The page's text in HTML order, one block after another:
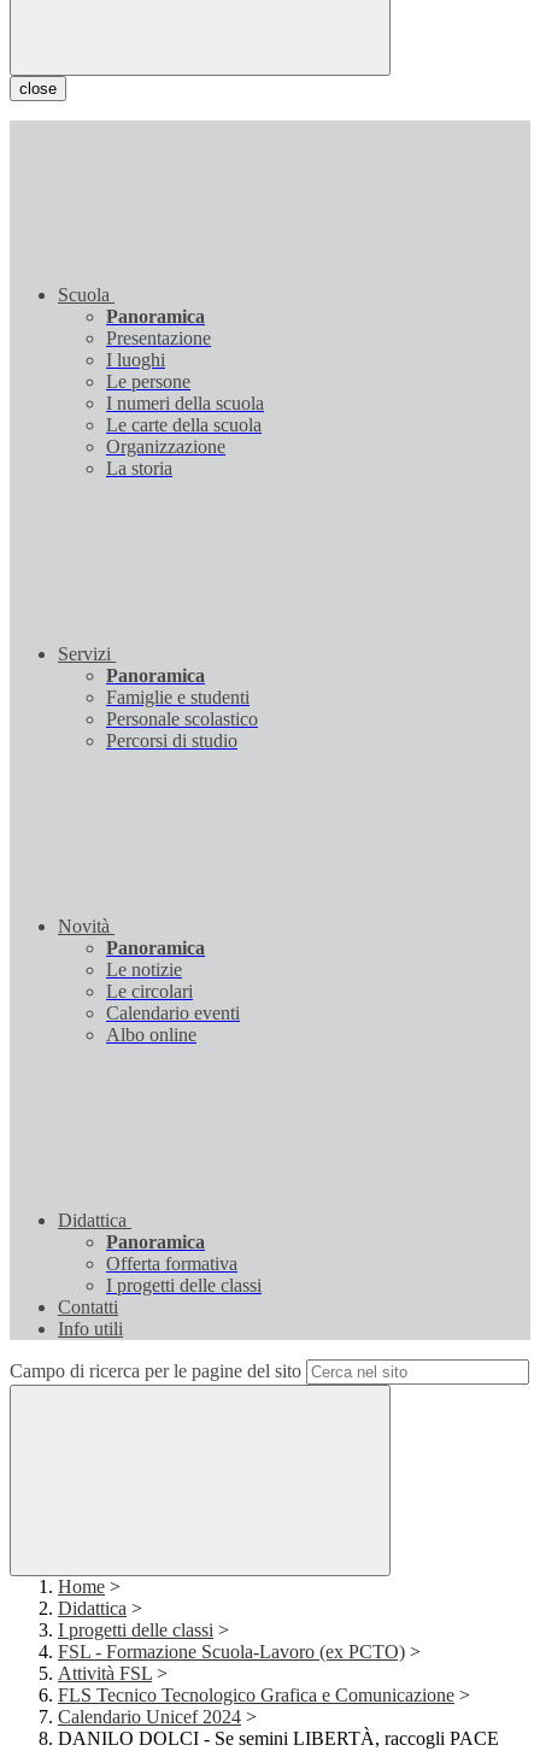
close
Scuola
Panoramica
Presentazione
I luoghi
Le persone
I numeri della scuola
Le carte della scuola
Organizzazione
La storia
Servizi
Panoramica
Famiglie e studenti
Personale scolastico
Percorsi di studio
Novità
Panoramica
Le notizie
Le circolari
Calendario eventi
Albo online
Didattica
Panoramica
Offerta formativa
I progetti delle classi
Contatti
Info utili
Campo di ricerca per le pagine del sito
Home >
Didattica >
I progetti delle classi >
FSL - Formazione Scuola-Lavoro (ex PCTO) >
Attività FSL >
FLS Tecnico Tecnologico Grafica e Comunicazione >
Calendario Unicef 2024 >
DANILO DOLCI - Se semini LIBERTÀ, raccogli PACE